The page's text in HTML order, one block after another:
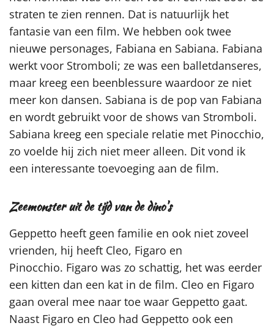
straten te zien rennen. Dat is natuurlijk het
fantasie van een film. We hebben ook twee
nieuwe personages, Fabiana en Sabiana. Fabiana
werkt voor Stromboli; ze was een balletdanseres,
maar kreeg een beenblessure waardoor ze niet
meer kon dansen. Sabiana is de pop van Fabiana
en wordt gebruikt voor de shows van Stromboli.
Sabiana kreeg een speciale relatie met Pinocchio,
zo voelde hij zich niet meer alleen. Dit vond ik
een interessante toevoeging aan de film.
Zeemonster uit de tijd van de dino's
Geppetto heeft geen familie en ook niet zoveel
vrienden, hij heeft Cleo, Figaro en
Pinocchio. Figaro was zo schattig, het was eerder
een kitten dan een kat in de film. Cleo en Figaro
gaan overal mee naar toe waar Geppetto gaat.
Naast Figaro en Cleo had Geppetto ook een